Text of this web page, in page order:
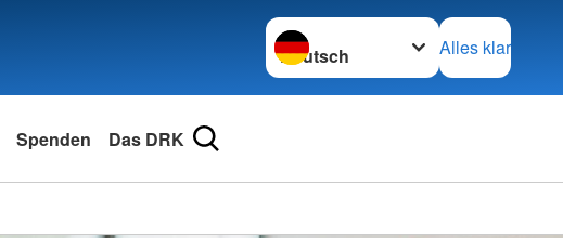
Sprache wechseln zu
Alles klar
Spenden Das DRK